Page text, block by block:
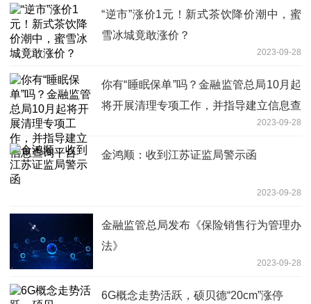
“逆市”涨价1元！新式茶饮降价潮中，蜜
雪冰城竟敢涨价？
2023-09-28
你有“睡眠保单”吗？金融监管总局10月起
将开展清理专项工作，并指导建立信息查
2023-09-28
金鸿顺：收到江苏证监局警示函
2023-09-28
金融监管总局发布《保险销售行为管理办
法》
2023-09-28
6G概念走势活跃，硕贝德“20cm”涨停